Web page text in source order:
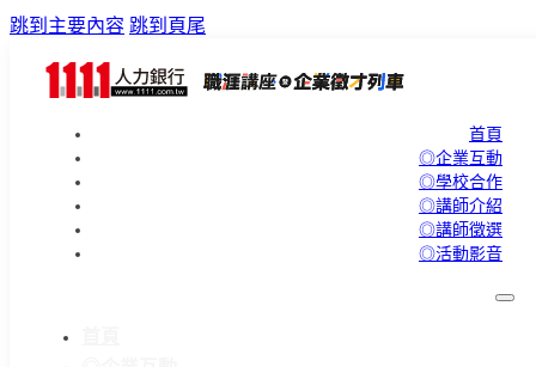
跳到主要內容 跳到頁尾
首頁
◎企業互動
◎學校合作
◎講師介紹
◎講師徵選
◎活動影音